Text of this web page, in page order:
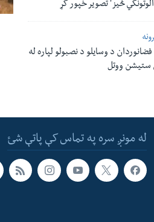
څيز' تصویر خپور کړ
فضانوردان د وسایلو د نصبولو لپاره له
ستیشن ووتل
له مونږ سره په تماس کې پاتې شئ